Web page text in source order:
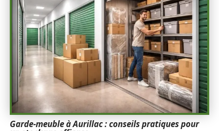
Garde-meuble à Aurillac : conseils pratiques pour